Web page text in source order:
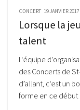
CONCERT 19 JANVIER 2017
Lorsque la
talent
L’équipe
des Concerts de
d’allant, c’est un
forme en ce début